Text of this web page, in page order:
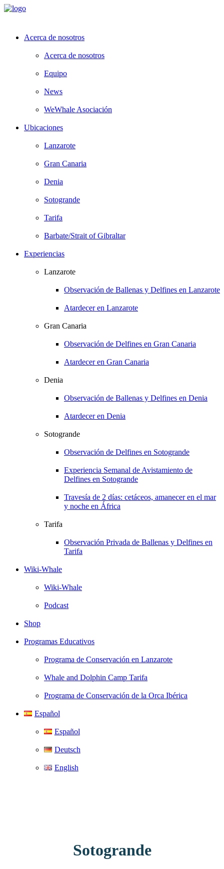
Acerca de nosotros
Acerca de nosotros
Equipo
News
WeWhale Asociación
Ubicaciones
Lanzarote
Gran Canaria
Denia
Sotogrande
Tarifa
Barbate/Strait of Gibraltar
Experiencias
Lanzarote
Observación de Ballenas y Delfines en Lanzarote
Atardecer en Lanzarote
Gran Canaria
Observación de Delfines en Gran Canaria
Atardecer en Gran Canaria
Denia
Observación de Ballenas y Delfines en Denia
Atardecer en Denia
Sotogrande
Observación de Delfines en Sotogrande
Experiencia Semanal de Avistamiento de
Delfines en Sotogrande
Travesía de 2 días: cetáceos, amanecer en el mar
y noche en África
Tarifa
Observación Privada de Ballenas y Delfines en
Tarifa
Wiki-Whale
Wiki-Whale
Podcast
Shop
Programas Educativos
Programa de Conservación en Lanzarote
Whale and Dolphin Camp Tarifa
Programa de Conservación de la Orca Ibérica
Español
Español
Deutsch
English
Sotogrande